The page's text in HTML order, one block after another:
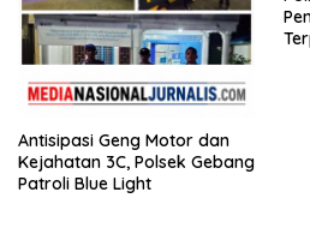
Antisipasi Geng Motor dan
Kejahatan 3C, Polsek Gebang
Patroli Blue Light